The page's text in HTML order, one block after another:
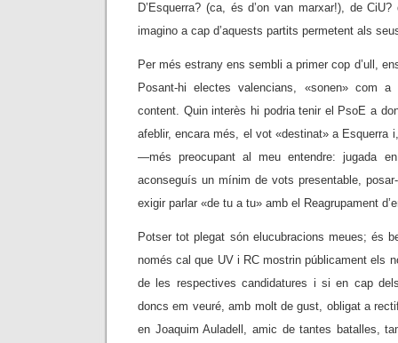
D’Esquerra? (ca, és d’on van marxar!), de CiU?
imagino a cap d’aquests partits permetent als
Per més estrany ens sembli a primer cop d’ull,
Posant-hi electes valencians, «sonen» com
content. Quin interès hi podria tenir el PsoE a
afeblir, encara més, el vot «destinat» a Esquerra
—més preocupant al meu entendre: jugada
aconseguís un mínim de vots presentable,
exigir parlar «de tu a tu» amb el Reagrupament
Potser tot plegat són elucubracions meues; és
només cal que UV i RC mostrin públicament els
de les respectives candidatures i si en cap
doncs em veuré, amb molt de gust, obligat a
en Joaquim Auladell, amic de tantes batalles,